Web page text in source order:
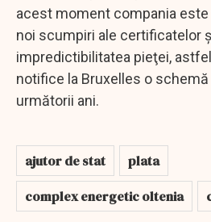
acest moment compania
noi scumpiri ale certificatelor
impredictibilitatea pieţei,
notifice la Bruxelles o
următorii ani.
ajutor de stat
plata
complex energetic oltenia